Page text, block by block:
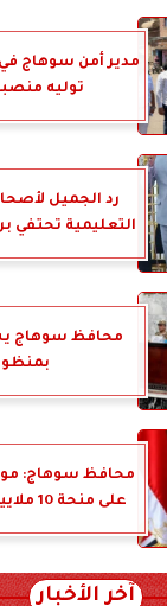
مدير أمن سوهاج
توليه
رد الجميل
التعليمية تحتفي
محافظ سوهاج
محافظ سوهاج:
على منحة 10 ملايين دولار تعزز مسيرة...
آخر الأخبار